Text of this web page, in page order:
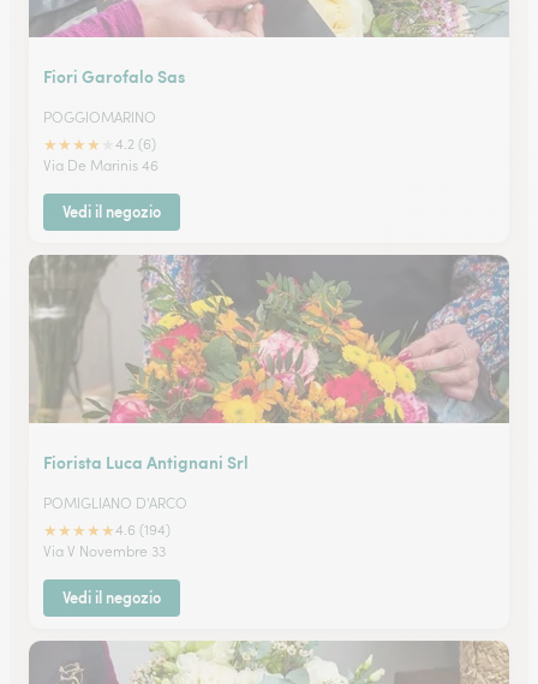
Fiori Garofalo Sas
POGGIOMARINO
★★★★
4.2 (6)
Via De Marinis 46
Vedi il negozio
Fiorista Luca Antignani Srl
POMIGLIANO D'ARCO
★★★★★4.6 (194)
Via V Novembre 33
Vedi il negozio